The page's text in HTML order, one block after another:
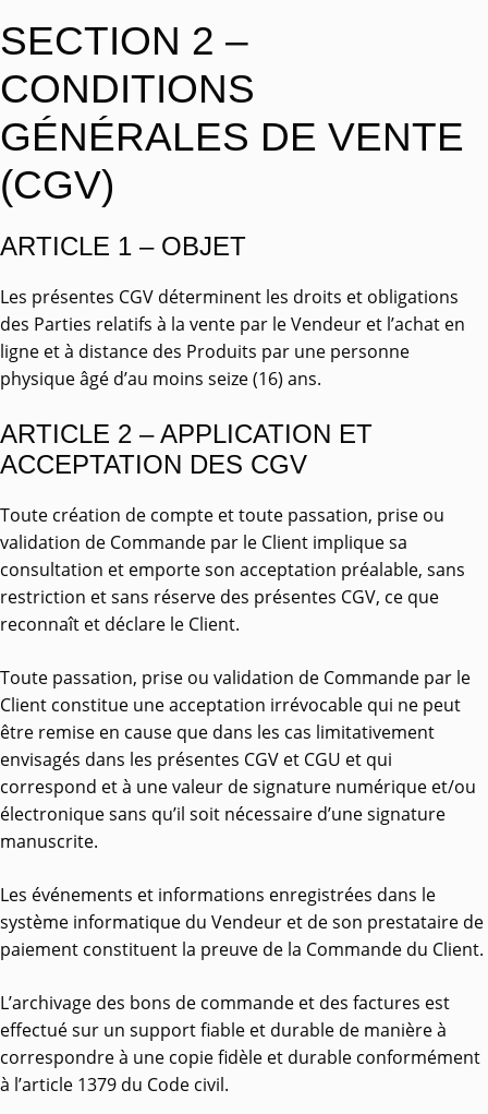
SECTION 2 –
CONDITIONS
GÉNÉRALES DE VENTE
(CGV)
ARTICLE 1 – OBJET
Les présentes CGV déterminent les droits et obligations
des Parties relatifs à la vente par le Vendeur et l’achat en
ligne et à distance des Produits par une personne
physique âgé d’au moins seize (16) ans.
ARTICLE 2 – APPLICATION ET
ACCEPTATION DES CGV
Toute création de compte et toute passation, prise ou
validation de Commande par le Client implique sa
consultation et emporte son acceptation préalable, sans
restriction et sans réserve des présentes CGV, ce que
reconnaît et déclare le Client.
Toute passation, prise ou validation de Commande par le
Client constitue une acceptation irrévocable qui ne peut
être remise en cause que dans les cas limitativement
envisagés dans les présentes CGV et CGU et qui
correspond et à une valeur de signature numérique et/ou
électronique sans qu’il soit nécessaire d’une signature
manuscrite.
Les événements et informations enregistrées dans le
système informatique du Vendeur et de son prestataire de
paiement constituent la preuve de la Commande du Client.
L’archivage des bons de commande et des factures est
effectué sur un support fiable et durable de manière à
correspondre à une copie fidèle et durable conformément
à l’article 1379 du Code civil.